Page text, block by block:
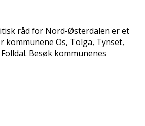
råd for Nord-Østerdalen er et
kommunene Os, Tolga, Tynset,
Besøk kommunenes